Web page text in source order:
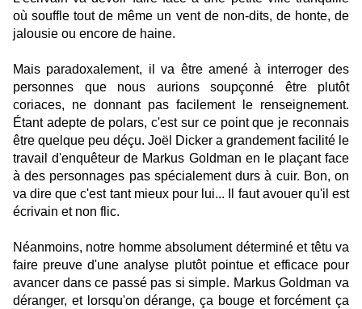
où souffle tout de même un vent de non-dits, de honte, de
jalousie ou encore de haine.
Mais paradoxalement, il va être amené à interroger des
personnes que nous aurions soupçonné être plutôt
coriaces, ne donnant pas facilement le renseignement.
Étant adepte de polars, c'est sur ce point que je reconnais
être quelque peu déçu. Joël Dicker a grandement facilité le
travail d'enquêteur de Markus Goldman en le plaçant face
à des personnages pas spécialement durs à cuir. Bon, on
va dire que c'est tant mieux pour lui... Il faut avouer qu'il est
écrivain et non flic.
Néanmoins, notre homme absolument déterminé et têtu va
faire preuve d'une analyse plutôt pointue et efficace pour
avancer dans ce passé pas si simple. Markus Goldman va
déranger, et lorsqu'on dérange, ça bouge et forcément ça